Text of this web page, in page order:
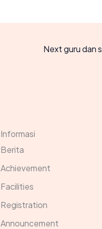
Next guru dan
Informasi
Berita
Achievement
Facilities
Registration
Announcement